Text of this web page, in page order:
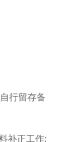
行留存备
补正工作;